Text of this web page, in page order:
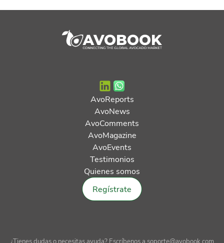
AvoReports
AvoNews
AvoComments
AvoMagazine
AvoEvents
Testimonios
Quienes somos
Regístrate
¿Tienes dudas o necesitas ayuda? Escríbenos a soporte@avobook.com